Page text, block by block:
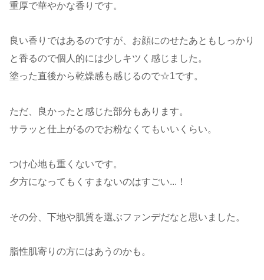
重厚で華やかな香りです。
良い香りではあるのですが、お顔にのせたあともしっかり
と香るので個人的には少しキツく感じました。
塗った直後から乾燥感も感じるので☆1です。
ただ、良かったと感じた部分もあります。
サラッと仕上がるのでお粉なくてもいいくらい。
つけ心地も重くないです。
夕方になってもくすまないのはすごい...！
その分、下地や肌質を選ぶファンデだなと思いました。
脂性肌寄りの方にはあうのかも。